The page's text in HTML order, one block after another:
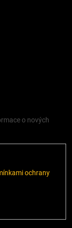
o nových
ochrany